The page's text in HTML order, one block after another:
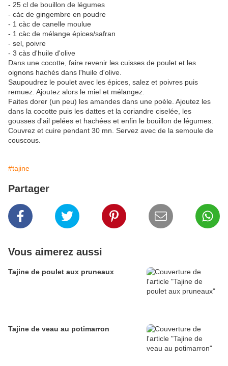
- 25 cl de bouillon de légumes
- càc de gingembre en poudre
- 1 càc de canelle moulue
- 1 càc de mélange épices/safran
- sel, poivre
- 3 càs d'huile d'olive
Dans une cocotte, faire revenir les cuisses de poulet et les
oignons hachés dans l'huile d'olive.
Saupoudrez le poulet avec les épices, salez et poivres puis
remuez. Ajoutez alors le miel et mélangez.
Faites dorer (un peu) les amandes dans une poèle. Ajoutez les
dans la cocotte puis les dattes et la coriandre ciselée, les
gousses d'ail pelées et hachées et enfin le bouillon de légumes.
Couvrez et cuire pendant 30 mn. Servez avec de la semoule de
couscous.
#tajine
Partager
Vous aimerez aussi
Tajine de poulet aux pruneaux
Tajine de veau au potimarron